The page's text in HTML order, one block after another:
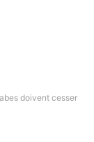
doivent cesser